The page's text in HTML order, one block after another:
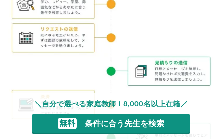
＼自分で選べる家庭教師！8,000名以上在籍／
無料 条件に合う先生を検索